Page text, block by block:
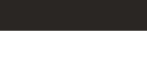
Baden-Wuerttemberg